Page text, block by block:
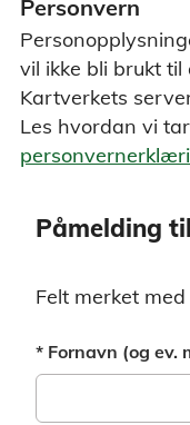
Personvern
vil ikke bli brukt
Kartverkets
Les hvordan vi
Påmelding
Felt merket
* Fornavn (og ev.